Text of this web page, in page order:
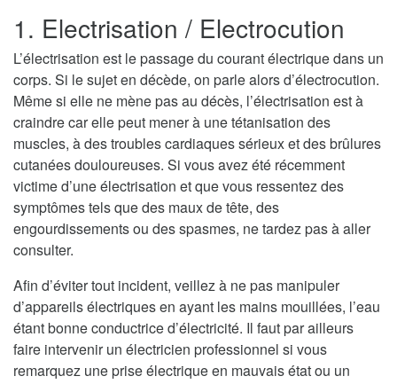
1. Electrisation / Electrocution
L’électrisation est le passage du courant électrique dans un
corps. Si le sujet en décède, on parle alors d’électrocution.
Même si elle ne mène pas au décès, l’électrisation est à
craindre car elle peut mener à une tétanisation des
muscles, à des troubles cardiaques sérieux et des brûlures
cutanées douloureuses. Si vous avez été récemment
victime d’une électrisation et que vous ressentez des
symptômes tels que des maux de tête, des
engourdissements ou des spasmes, ne tardez pas à aller
consulter.
Afin d’éviter tout incident, veillez à ne pas manipuler
d’appareils électriques en ayant les mains mouillées, l’eau
étant bonne conductrice d’électricité. Il faut par ailleurs
faire intervenir un électricien professionnel si vous
remarquez une prise électrique en mauvais état ou un